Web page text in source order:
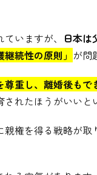
ていますが、 日本は
継続性の原則」 が問
尊重し、 離婚後もで
れたほうがいいと
権を得る戦略が取